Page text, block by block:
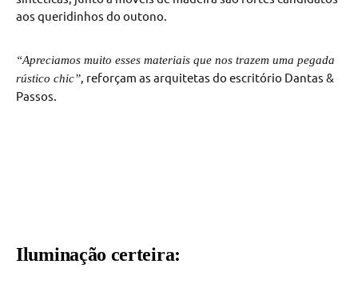
aos queridinhos do outono.
“Apreciamos muito esses materiais que nos trazem uma pegada
rústico chic”, reforçam as arquitetas do escritório Dantas &
Passos.
Iluminação certeira: